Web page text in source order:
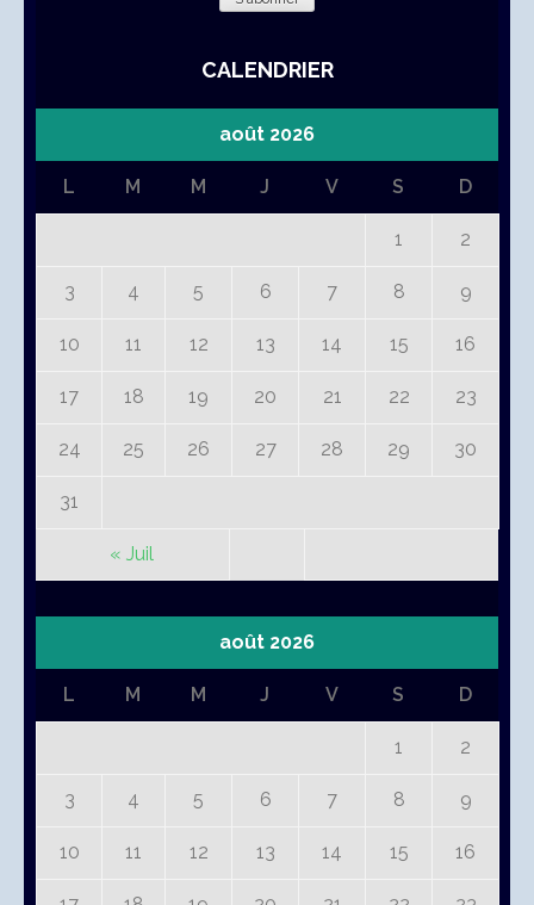
CALENDRIER
août 2026
L M M J V S D
1 2
3 4 5 6 7 8 9
10 11 12 13 14 15 16
17 18 19 20 21 22 23
24 25 26 27 28 29 30
31
« Juil
août 2026
L M M J V S D
1 2
3 4 5 6 7 8 9
10 11 12 13 14 15 16